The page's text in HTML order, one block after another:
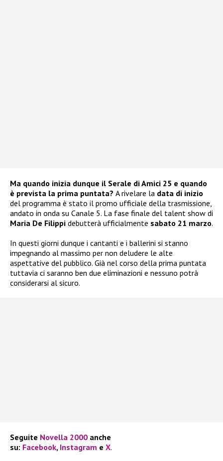
Ma quando inizia dunque il Serale di Amici 25 e quando
è prevista la prima puntata? A rivelare la data di inizio
del programma è stato il promo ufficiale della trasmissione,
andato in onda su Canale 5. La fase finale del talent show di
Maria De Filippi debutterà ufficialmente sabato 21 marzo.
In questi giorni dunque i cantanti e i ballerini si stanno
impegnando al massimo per non deludere le alte
aspettative del pubblico. Già nel corso della prima puntata
tuttavia ci saranno ben due eliminazioni e nessuno potrà
considerarsi al sicuro.
Seguite Novella 2000 anche
su: Facebook, Instagram e X.